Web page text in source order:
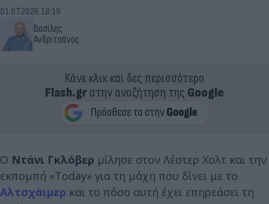
Βασίλης
Ανδριτσάνος
01.07.2026 18:19
Κάνε κλικ και δες περισσότερο
Flash.grστην αναζήτηση της Google
Ο Ντάνι Γκλόβερ μίλησε στον Λέστερ Χολτ και την
εκπομπή «Today» για τη μάχη που δίνει με το
Αλτσχάιμερ και το πόσο αυτή έχει επηρεάσει τη